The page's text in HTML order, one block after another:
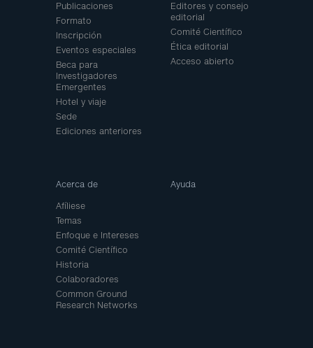
Publicaciones
Formato
Inscripción
Eventos especiales
Beca para
Investigadores
Emergentes
Hotel y viaje
Sede
Ediciones anteriores
Editores y consejo
editorial
Comité Científico
Ética editorial
Acceso abierto
Acerca de
Afíliese
Temas
Enfoque e Intereses
Comité Científico
Historia
Colaboradores
Common Ground
Research Networks
Ayuda